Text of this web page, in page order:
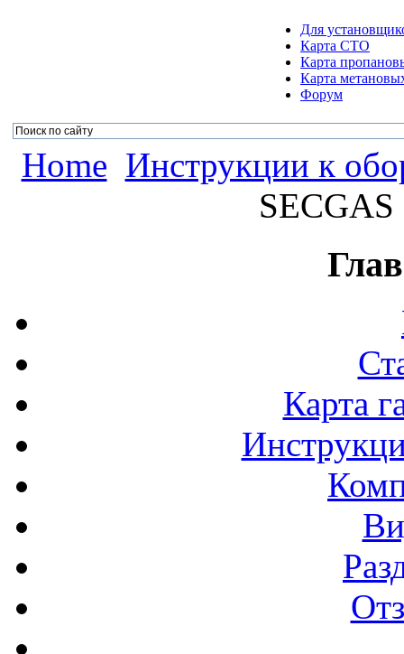
Для
Карта СТО
Карта
Карта
Форум
Home Инструкции к
Карта